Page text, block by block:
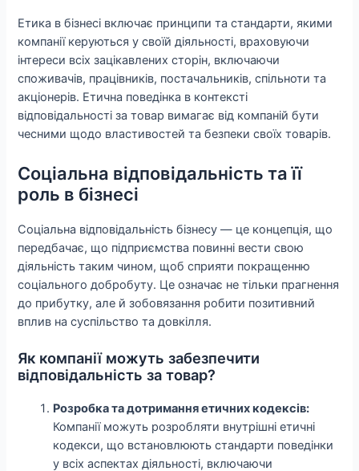
Етика в бізнесі включає принципи та стандарти, якими
компанії керуються у своїй діяльності, враховуючи
інтереси всіх зацікавлених сторін, включаючи
споживачів, працівників, постачальників, спільноти та
акціонерів. Етична поведінка в контексті
відповідальності за товар вимагає від компаній бути
чесними щодо властивостей та безпеки своїх товарів.
Соціальна відповідальність та її
роль в бізнесі
Соціальна відповідальність бізнесу — це концепція, що
передбачає, що підприємства повинні вести свою
діяльність таким чином, щоб сприяти покращенню
соціального добробуту. Це означає не тільки прагнення
до прибутку, але й зобовязання робити позитивний
вплив на суспільство та довкілля.
Як компанії можуть забезпечити
відповідальність за товар?
Розробка та дотримання етичних кодексів:
Компанії можуть розробляти внутрішні етичні
кодекси, що встановлюють стандарти поведінки
у всіх аспектах діяльності, включаючи